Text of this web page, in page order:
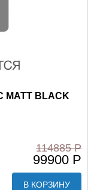
MATT BLACK
114885 Р
99900 Р
В КОРЗИНУ